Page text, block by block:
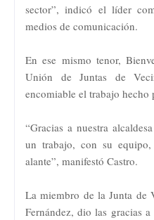
sector”, indicó el líder
medios de comunicación.
En ese mismo tenor,
Unión de Juntas de
encomiable el trabajo hecho
“Gracias a nuestra
un trabajo, con su equipo,
alante”, manifestó Castro.
La miembro de la Junta de
Fernández, dio las gracias